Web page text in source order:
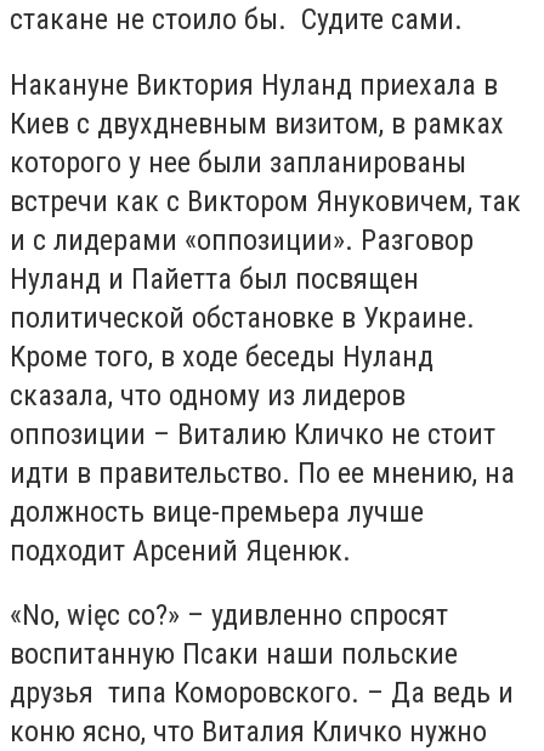
стакане не стоило бы. Судите сами.
Накануне Виктория Нуланд приехала в
Киев с двухдневным визитом, в рамках
которого у нее были запланированы
встречи как с Виктором Януковичем, так
и с лидерами «оппозиции». Разговор
Нуланд и Пайетта был посвящен
политической обстановке в Украине.
Кроме того, в ходе беседы Нуланд
сказала, что одному из лидеров
оппозиции – Виталию Кличко не стоит
идти в правительство. По ее мнению, на
должность вице-премьера лучше
подходит Арсений Яценюк.
«No, więc co?» – удивленно спросят
воспитанную Псаки наши польские
друзья типа Коморовского. – Да ведь и
коню ясно, что Виталия Кличко нужно